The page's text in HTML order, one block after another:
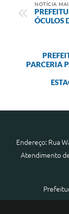
NOTÍCIA
ÓCULOS
PARCERIA
Endereço: Rua
Atendimento